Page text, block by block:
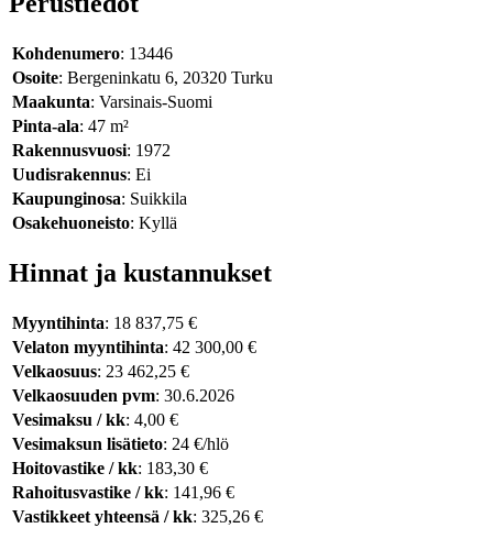
Kohdenumero: 13446
Osoite: Bergeninkatu 6, 20320 Turku
Maakunta: Varsinais-Suomi
Pinta-ala: 47 m²
Rakennusvuosi: 1972
Uudisrakennus: Ei
Kaupunginosa: Suikkila
Osakehuoneisto: Kyllä
Hinnat ja kustannukset
Myyntihinta: 18 837,75 €
Velaton myyntihinta: 42 300,00 €
Velkaosuus: 23 462,25 €
Velkaosuuden pvm: 30.6.2026
Vesimaksu / kk: 4,00 €
Vesimaksun lisätieto: 24 €/hlö
Hoitovastike / kk: 183,30 €
Rahoitusvastike / kk: 141,96 €
Vastikkeet yhteensä / kk: 325,26 €